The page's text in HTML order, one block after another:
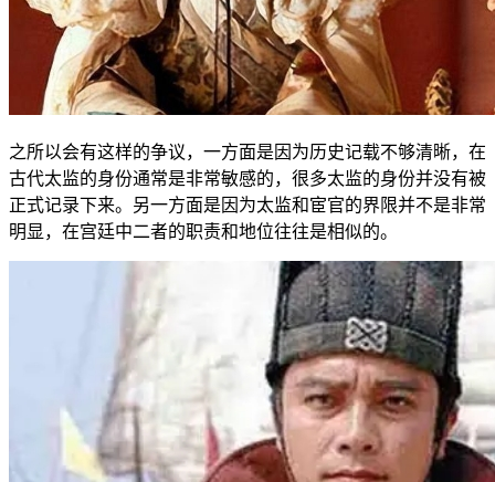
之所以会有这样的争议，一方面是因为历史记载不够清晰，在
古代太监的身份通常是非常敏感的，很多太监的身份并没有被
正式记录下来。另一方面是因为太监和宦官的界限并不是非常
明显，在宫廷中二者的职责和地位往往是相似的。